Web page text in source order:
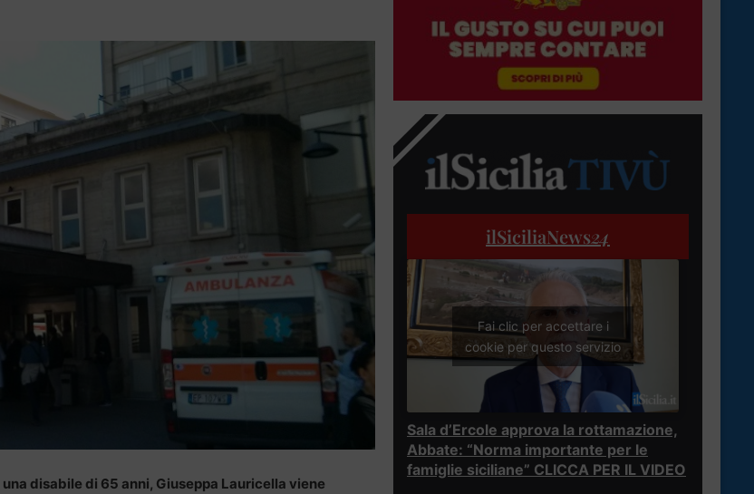
una disabile di 65 anni, Giuseppa Lauricella viene
ilSiciliaNews24
Fai clic per accettare i
cookie per questo servizio
Sala d’Ercole approva la rottamazione,
Abbate: “Norma importante per le
famiglie siciliane” CLICCA PER IL VIDEO